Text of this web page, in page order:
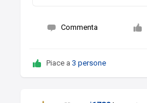
Commenta
Piace a3 persone